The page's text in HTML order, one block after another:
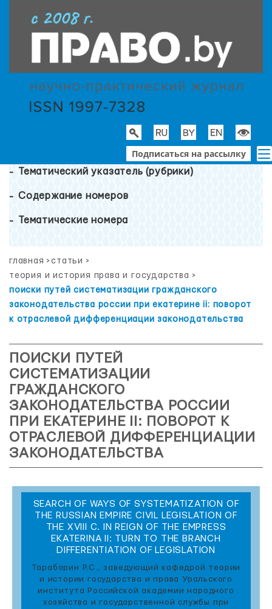
Подписаться на рассылку
Тематический указатель (рубрики)
Содержание номеров
Тематические номера
главная >статьи >
теория и история права и государства >
поиски путей систематизации гражданского
законодательства россии при екатерине ii: поворот
к отраслевой дифференциации законодательства
ПОИСКИ ПУТЕЙ
СИСТЕМАТИЗАЦИИ
ГРАЖДАНСКОГО
ЗАКОНОДАТЕЛЬСТВА РОССИИ
ПРИ ЕКАТЕРИНЕ II: ПОВОРОТ К
ОТРАСЛЕВОЙ ДИФФЕРЕНЦИАЦИИ
ЗАКОНОДАТЕЛЬСТВА
SEARCH OF WAYS OF SYSTEMATIZATION OF
THE RUSSIAN EMPIRE CIVIL LEGISLATION OF
THE XVIII C. IN REIGN OF THE EMPRESS
EKATERINA II: TURN TO THE BRANCH
DIFFERENTIATION OF LEGISLATION
Тараборин Р.С., заведующий кафедрой теории
и истории государства и права Уральского
института Российской академии народного
хозяйства и государственной службы при